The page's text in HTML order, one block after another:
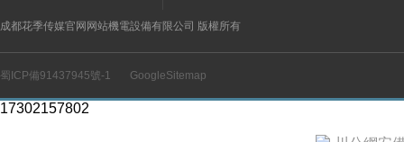
成都花季传媒官网网站機電設備有限公司 版權所有
蜀ICP備91437945號-1 GoogleSitemap
17302157802